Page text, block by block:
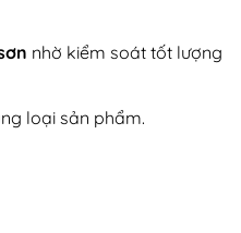
nhờ kiểm soát tốt lượng
loại sản phẩm.